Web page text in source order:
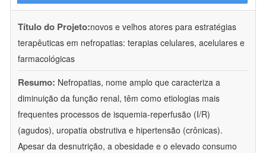
Título do Projeto:novos e velhos atores para estratégias
terapêuticas em nefropatias: terapias celulares, acelulares e
farmacológicas
Resumo: Nefropatias, nome amplo que caracteriza a
diminuição da função renal, têm como etiologias mais
frequentes processos de isquemia-reperfusão (I/R)
(agudos), uropatia obstrutiva e hipertensão (crônicas).
Apesar da desnutrição, a obesidade e o elevado consumo